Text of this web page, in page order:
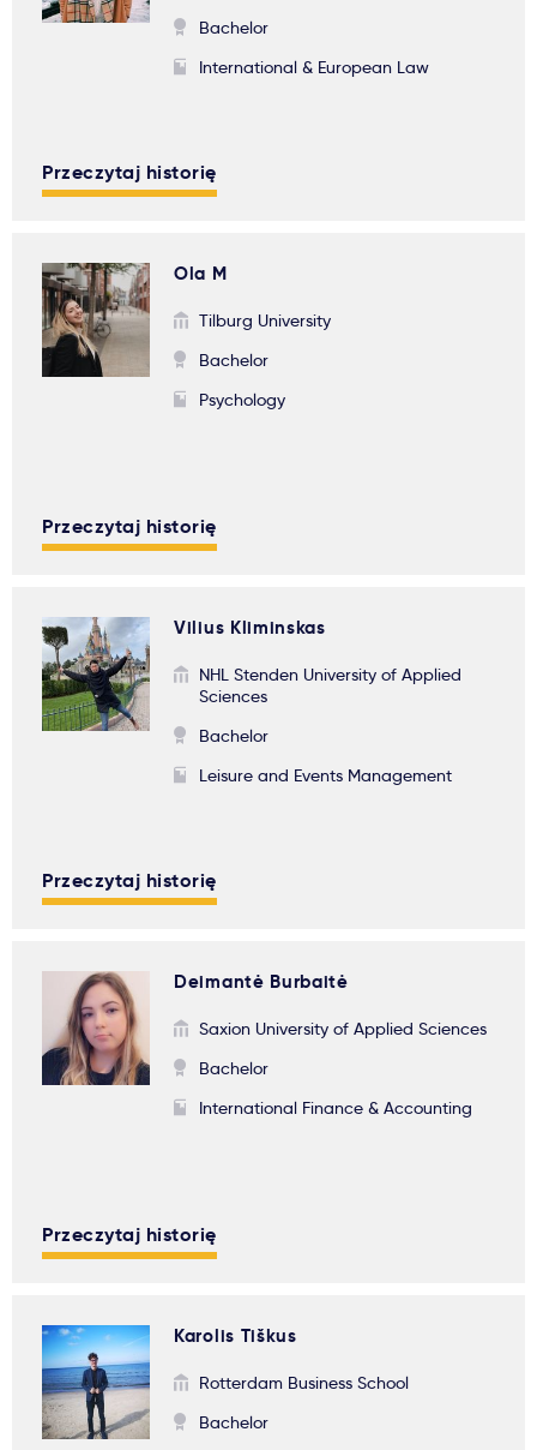
Bachelor
International & European Law
Przeczytaj historię
Ola M
Tilburg University
Bachelor
Psychology
Przeczytaj historię
Vilius Kliminskas
NHL Stenden University of Applied
Sciences
Bachelor
Leisure and Events Management
Przeczytaj historię
Deimantė Burbaitė
Saxion University of Applied Sciences
Bachelor
International Finance & Accounting
Przeczytaj historię
Karolis Tiškus
Rotterdam Business School
Bachelor